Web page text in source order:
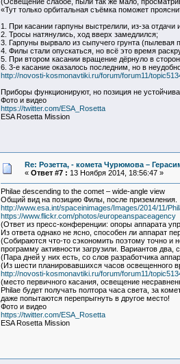
«Тут только орбитальная съёмка поможет
1. При касании гарпуны выстрелили, из-за отдачи
2. Тросы натянулись, ход вверх замедлился;
3. Гарпуны вырвало из сыпучего грунта (пылевая
4. Филы стали опускаться, но всё это время
5. При втором касании вращение дёрнуло в
6. 3-е касание оказалось последним, но в
http://novosti-kosmonavtiki.ru/forum/forum11/
Приборы функционируют, но позиция не
Фото и видео
https://twitter.com/ESA_Rosetta
ESA Rosetta Mission
Re: Розетта, - комета Чурюмова –
« Ответ #7 : 13 Ноября 2014, 18:56:47 »
Philae descending to the comet – wide-angle view
Общий вид на позицию Филы, после приземления.
http://www.esa.int/spaceinimages/Images/2014/11/
https://www.flickr.com/photos/europeanspaceagency
(Ответ из пресс-конференции: опоры аппарата
Из ответа однако не ясно, способен ли аппарат
(Собираются что-то сэкономить поэтому точно и
программу активности загрузили. Вариантов
(Пара дней у них есть, со слов разработчика
(Из шести планировавшихся часов освещенного
http://novosti-kosmonavtiki.ru/forum/forum11/
(место первичного касания, освещение
Philae будет получать полтора часа света, за
даже попытаются перепрыгнуть в другое место!
Фото и видео
https://twitter.com/ESA_Rosetta
ESA Rosetta Mission